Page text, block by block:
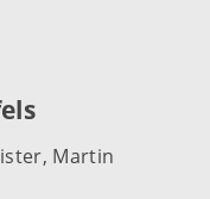
Martin